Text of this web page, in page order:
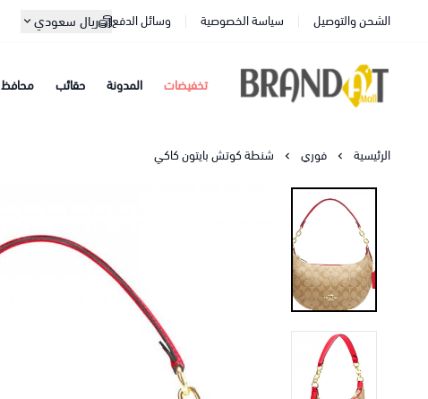
الشحن والتوصيل سياسة الخصوصية وسائل الدفع ريال سعودي
براندات مول تخفيضات المدونة حقائب محافظ
الرئيسية فوري شنطة كوتش بايتون كاكي